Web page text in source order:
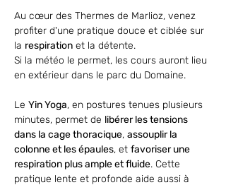
Au cœur des Thermes de Marlioz, venez
profiter d'une pratique douce et ciblée sur
la respiration et la détente.
Si la météo le permet, les cours auront lieu
en extérieur dans le parc du Domaine.
Le Yin Yoga, en postures tenues plusieurs
minutes, permet de libérer les tensions
dans la cage thoracique, assouplir la
colonne et les épaules, et favoriser une
respiration plus ample et fluide. Cette
pratique lente et profonde aide aussi à